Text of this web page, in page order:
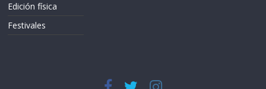
Edición física
Festivales